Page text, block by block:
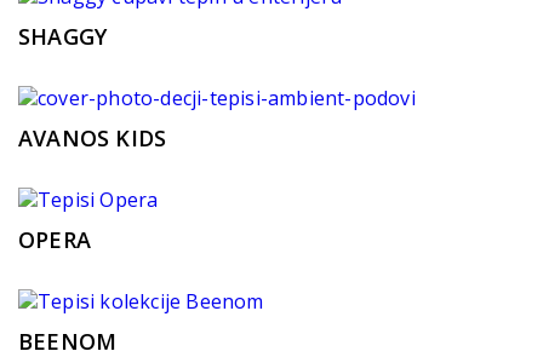
SHAGGY
AVANOS KIDS
OPERA
BEENOM